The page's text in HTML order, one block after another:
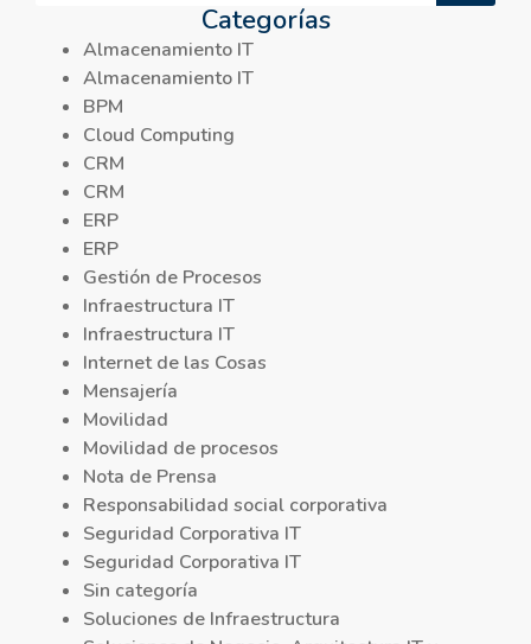
Categorías
Almacenamiento IT
Almacenamiento IT
BPM
Cloud Computing
CRM
CRM
ERP
ERP
Gestión de Procesos
Infraestructura IT
Infraestructura IT
Internet de las Cosas
Mensajería
Movilidad
Movilidad de procesos
Nota de Prensa
Responsabilidad social corporativa
Seguridad Corporativa IT
Seguridad Corporativa IT
Sin categoría
Soluciones de Infraestructura